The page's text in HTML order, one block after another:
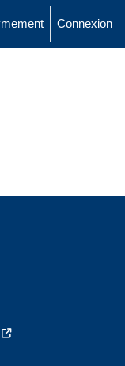
Connexion